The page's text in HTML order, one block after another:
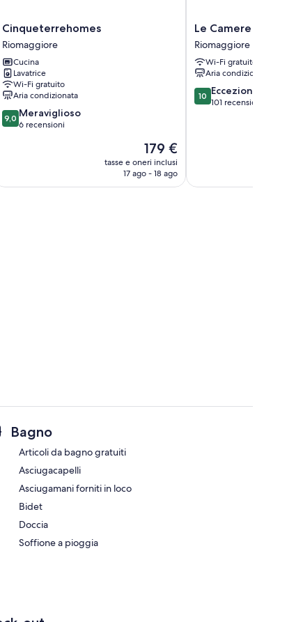
Cinqueterrehomes
Riomaggiore
Cinqueterrehomes
Riomaggiore
Cucina
Lavatrice
Wi-Fi gratuito
Aria condizionata
9.0
su
9,0 Meraviglioso
6 recensioni
Il
prezzo
attuale
179 €
tasse e oneri inclusi
17 ago - 18 ago
Le
Camere
di
Paolo
Riomaggiore
Le Camere di Paolo
Riomaggiore
Wi-Fi gratuito
Aria condizionata
10.0
su
10 Eccezionale
101 recensioni
Bagno
Articoli da bagno gratuiti
Asciugacapelli
Asciugamani forniti in loco
Bidet
Doccia
Soffione a pioggia